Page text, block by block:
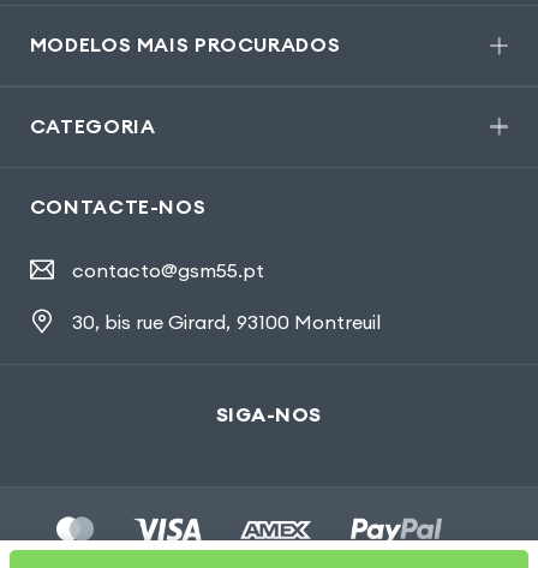
MODELOS MAIS PROCURADOS
CATEGORIA
CONTACTE-NOS
contacto@gsm55.pt
30, bis rue Girard, 93100 Montreuil
SIGA-NOS